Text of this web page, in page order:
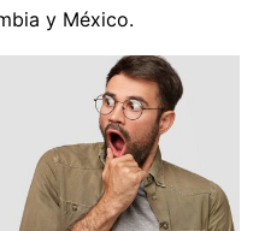
y México.